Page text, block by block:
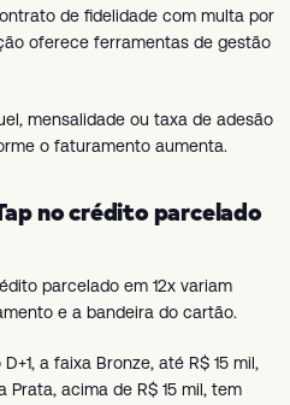
de fidelidade com multa por
oferece ferramentas de gestão
mensalidade ou taxa de adesão
o faturamento aumenta.
no crédito parcelado
parcelado em 12x variam
e a bandeira do cartão.
a faixa Bronze, até R$ 15 mil,
Prata, acima de R$ 15 mil, tem